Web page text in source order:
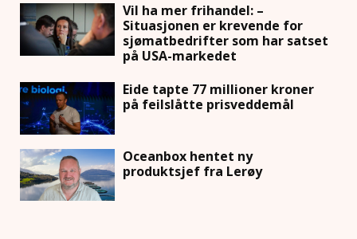
Vil ha mer frihandel: –
Situasjonen er krevende for
sjømatbedrifter som har satset
på USA-markedet
Eide tapte 77 millioner kroner
på feilslåtte prisveddemål
Oceanbox hentet ny
produktsjef fra Lerøy